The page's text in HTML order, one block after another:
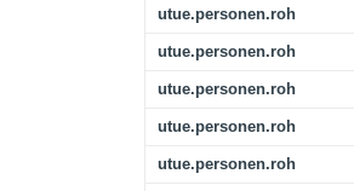
utue.personen.roh
utue.personen.roh
utue.personen.roh
utue.personen.roh
utue.personen.roh